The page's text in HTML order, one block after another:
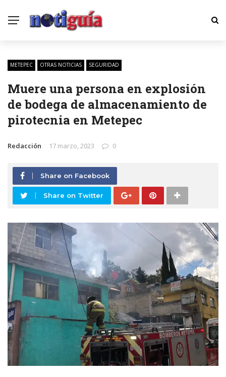
METEPEC OTRAS NOTICIAS SEGURIDAD
Muere una persona en explosión
de bodega de almacenamiento de
pirotecnia en Metepec
Redacción 17 marzo, 2023 0
Share on Facebook
Share on Twitter